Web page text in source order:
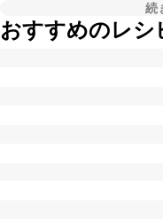
続
おすすめのレシ